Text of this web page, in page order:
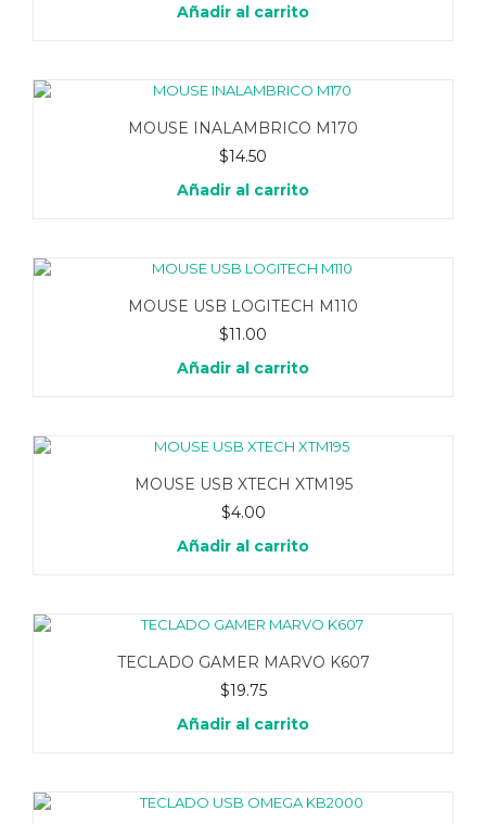
Añadir al carrito
MOUSE INALAMBRICO M170
$14.50
Añadir al carrito
MOUSE USB LOGITECH M110
$11.00
Añadir al carrito
MOUSE USB XTECH XTM195
$4.00
Añadir al carrito
TECLADO GAMER MARVO K607
$19.75
Añadir al carrito